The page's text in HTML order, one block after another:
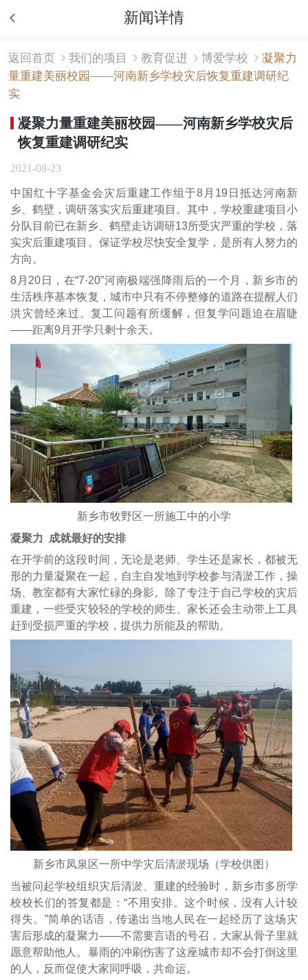
新闻详情
返回首页 我们的项目 教育促进 博爱学校
凝聚力
量重建美丽校园——河南新乡学校灾后恢复重建调研纪
实
凝聚力量重建美丽校园——河南新乡学校灾后
恢复重建调研纪实
2021-08-23
中国红十字基金会灾后重建工作组于8月19日抵达河南新
乡、鹤壁，调研落实灾后重建项目。其中，学校重建项目小
分队目前已在新乡、鹤壁走访调研13所受灾严重的学校，落
实灾后重建项目。保证学校尽快安全复学，是所有人努力的
方向。
8月20日，在“7·20”河南极端强降雨后的一个月，新乡市的
生活秩序基本恢复，城市中只有不停整修的道路在提醒人们
洪灾曾经来过。复工问题有所缓解，但复学问题迫在眉睫
——距离9月开学只剩十余天。
新乡市牧野区一所施工中的小学
凝聚力 成就最好的安排
在开学前的这段时间，无论是老师、学生还是家长，都被无
形的力量凝聚在一起，自主自发地到学校参与清淤工作，操
场、教室都有大家忙碌的身影。除了专注于自己学校的灾后
重建，一些受灾较轻的学校的师生、家长还会主动带上工具
赶到受损严重的学校，提供力所能及的帮助。
新乡市凤泉区一所中学灾后清淤现场（学校供图）
当被问起学校组织灾后清淤、重建的经验时，新乡市多所学
校校长们的答复都是：“不用安排。这个时候，没有人计较
得失。”简单的话语，传递出当地人民在一起经历了这场灾
害后形成的凝聚力——不需要言语的号召，大家从骨子里就
愿意帮助他人。暴雨的冲刷伤害了这座城市却不会打倒这里
的人，反而促使大家同呼吸，共命运。